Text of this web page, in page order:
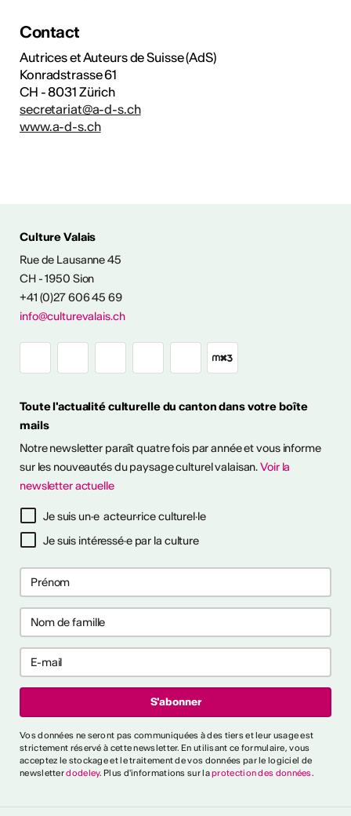
pour prévenir
?
pour prévenir
?
tout
je reconnu
culturel
?
Contact
Autrices et Auteurs de Suisse (AdS)
Konradstrasse 61
CH - 8031 Zürich
secretariat@a-d-s.ch
www.a-d-s.ch
Culture Valais
Rue de Lausanne 45
CH - 1950 Sion
+41 (0)27 606 45 69
info@culturevalais.ch
Toute l'actualité culturelle du canton dans votre boîte
mails
Notre newsletter paraît quatre fois par année et vous informe
sur les nouveautés du paysage culturel valaisan.Voir la
newsletter actuelle
Je suis un·e acteur·rice culturel·le
Je suis intéressé·e par la culture
Vos données ne seront pas communiquées à des tiers et leur usage est
strictement réservé à cette newsletter. En utilisant ce formulaire, vous
acceptez le stockage et le traitement de vos données par le logiciel de
newsletterdodeley. Plus d'informations sur laprotection des données.